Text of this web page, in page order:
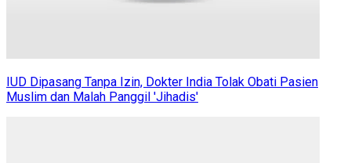
IUD Dipasang Tanpa Izin, Dokter India Tolak Obati Pasien
Muslim dan Malah Panggil 'Jihadis'